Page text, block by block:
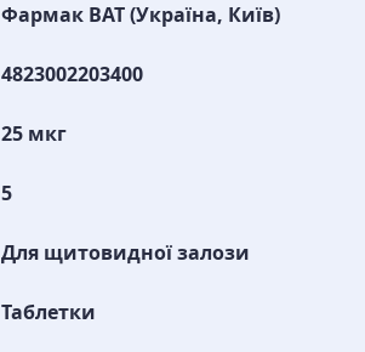
Фармак ВАТ (Україна, Київ)
4823002203400
25 мкг
5
Для щитовидної залози
Таблетки